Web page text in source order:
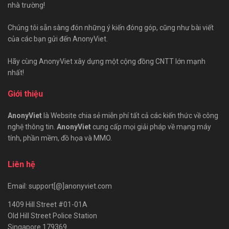
nhà trường!
Chúng tôi sẵn sàng đón những ý kiến đóng góp, cũng như bài viết
của các bạn gửi đến AnonyViet.
Hãy cùng AnonyViet xây dựng một cộng đồng CNTT lớn mạnh
nhất!
Giới thiệu
AnonyViet là Website chia sẻ miễn phí tất cả các kiến thức về công
nghệ thông tin. AnonyViet cung cấp mọi giải pháp về mạng máy
tính, phần mềm, đồ họa và MMO.
Liên hệ
Email: support[@]anonyviet.com
1409 Hill Street #01-01A
Old Hill Street Police Station
Singapore 179369